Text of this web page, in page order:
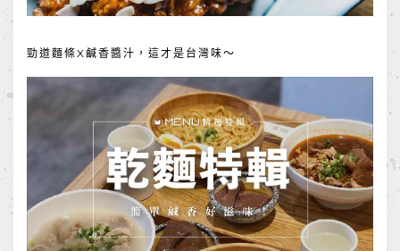
勁道麵條X鹹香醬汁，這才是台灣味～